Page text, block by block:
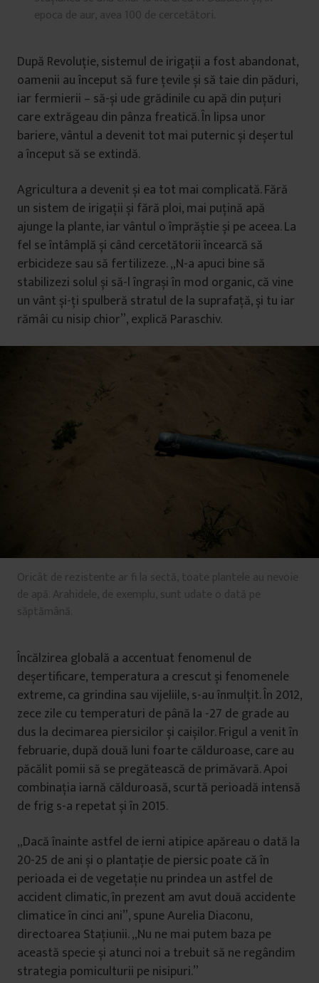
epoca de aur, avea 100 de cercetători.
După Revoluție, sistemul de irigații a fost abandonat,
oamenii au început să fure țevile și să taie din păduri,
iar fermierii – să-și ude grădinile cu apă din puțuri
care extrăgeau din pânza freatică. În lipsa unor
bariere, vântul a devenit tot mai puternic și deșertul
a început să se extindă.
Agricultura a devenit și ea tot mai complicată. Fără
un sistem de irigații și fără ploi, mai puțină apă
ajunge la plante, iar vântul o împrăștie și pe aceea. La
fel se întâmplă și când cercetătorii încearcă să
erbicideze sau să fertilizeze. „N-a apuci bine să
stabilizezi solul și să-l îngrași în mod organic, că vine
un vânt și-ți spulberă stratul de la suprafață, și tu iar
rămâi cu nisip chior”, explică Paraschiv.
Oricât de rezistente ar fi la sectă, toate plantele au nevoie
de apă. Arahidele, de exemplu, sunt udate o dată pe
săptămână.
Încălzirea globală a accentuat fenomenul de
deșertificare, temperatura a crescut și fenomenele
extreme, ca grindina sau vijeliile, s-au înmulțit. În 2012,
zece zile cu temperaturi de până la -27 de grade au
dus la decimarea piersicilor și caișilor. Frigul a venit în
februarie, după două luni foarte călduroase, care au
păcălit pomii să se pregătească de primăvară. Apoi
combinația iarnă călduroasă, scurtă perioadă intensă
de frig s-a repetat și în 2015.
„Dacă înainte astfel de ierni atipice apăreau o dată la
20-25 de ani și o plantație de piersic poate că în
perioada ei de vegetație nu prindea un astfel de
accident climatic, în prezent am avut două accidente
climatice în cinci ani”, spune Aurelia Diaconu,
directoarea Stațiunii. „Nu ne mai putem baza pe
această specie și atunci noi a trebuit să ne regândim
strategia pomiculturii pe nisipuri.”